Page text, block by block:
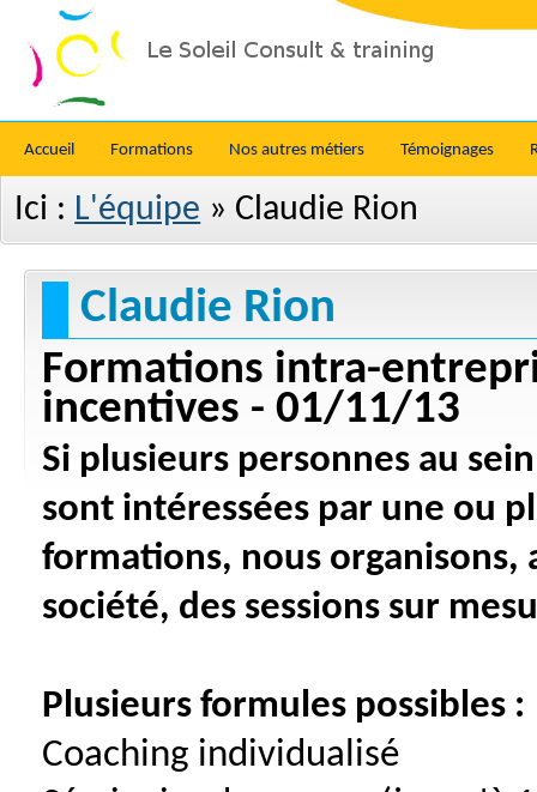
Accueil Formations Nos autres métiers Témoignages
Ici : L'équipe » Claudie Rion
Claudie Rion
Formations intra-
incentives - 01/11/13
Si plusieurs personnes au
sont intéressées par une ou
formations, nous organisons,
société, des sessions sur
Plusieurs formules possibles :
Coaching individualisé